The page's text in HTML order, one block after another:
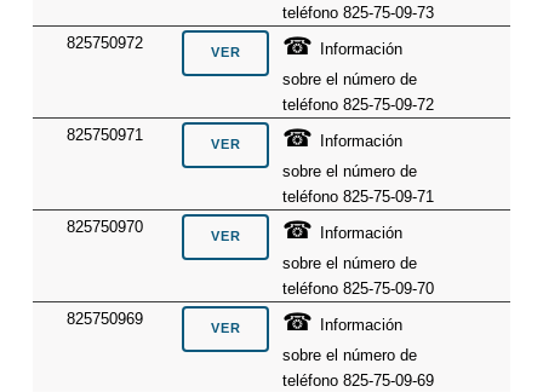
teléfono 825-75-09-73
825750972
☎
Información
sobre el número de
teléfono 825-75-09-72
825750971
☎
Información
sobre el número de
teléfono 825-75-09-71
825750970
☎
Información
sobre el número de
teléfono 825-75-09-70
825750969
☎
Información
sobre el número de
teléfono 825-75-09-69